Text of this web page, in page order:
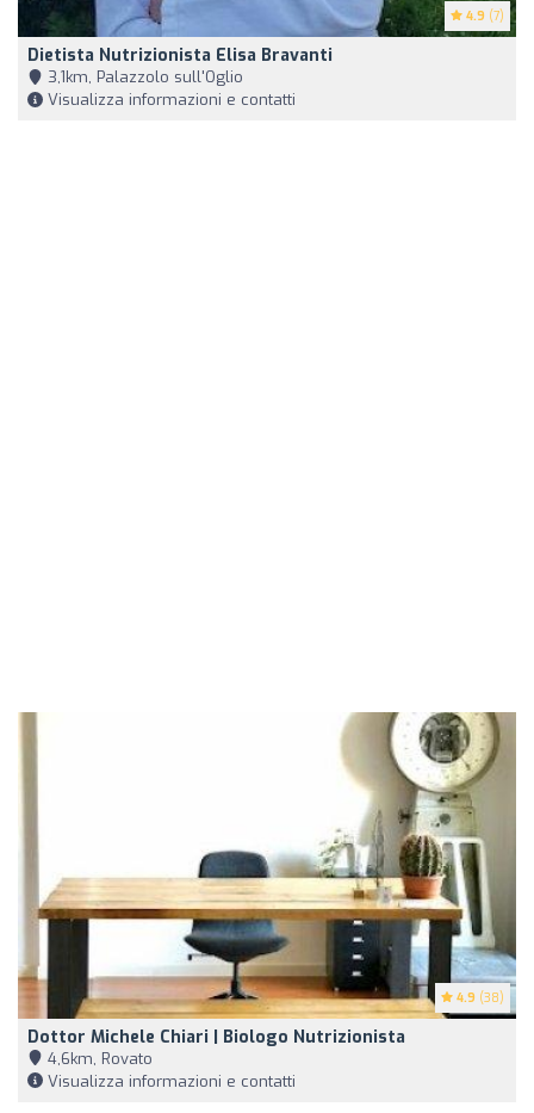
4.9 (7)
Dietista Nutrizionista Elisa Bravanti
3,1km, Palazzolo sull'Oglio
Visualizza informazioni e contatti
4.9 (38)
Dottor Michele Chiari | Biologo Nutrizionista
4,6km, Rovato
Visualizza informazioni e contatti